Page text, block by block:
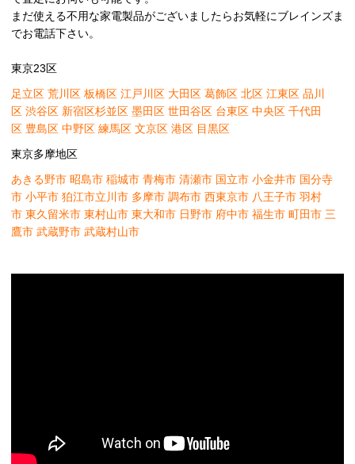
まだ使える不用な家電製品がございましたらお気軽にブレインズま
でお電話下さい。
東京23区
足立区 荒川区 板橋区 江戸川区 大田区 葛飾区 北区 江東区 品川
区 渋谷区 新宿区杉並区 墨田区 世田谷区 台東区 中央区 千代田
区 豊島区 中野区 練馬区 文京区 港区 目黒区
東京多摩地区
あきる野市 昭島市 稲城市 青梅市 清瀬市 国立市 小金井市 国分寺
市 小平市 狛江市立川市 多摩市 調布市 西東京市 八王子市 羽村
市 東久留米市 東村山市 東大和市 日野市 府中市 福生市 町田市 三
鷹市 武蔵野市 武蔵村山市